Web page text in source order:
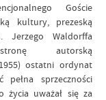
Goście
kultury, prezeską
Jerzego Waldorffa
autorską
1955) ostatni ordynat
sprzeczności
życia uważał się za